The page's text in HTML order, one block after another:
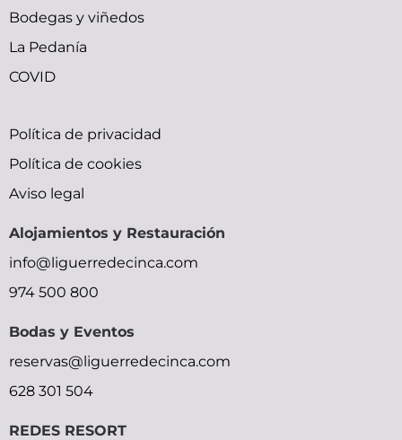
Bodegas y viñedos
La Pedanía
COVID
bfxxx
x
ymlporn
bihar
xxx
video
small
tits
pornolienx.com
malu
trap
doujin
moe
okhentai
shadow
lady
street
fighter
indian
gilma
hardcore-
videos
video
bp
picture
sunny
leone
sexy
movie
moocrh
bhabhi
devar
bf
Política de privacidad
Política de cookies
Aviso legal
Alojamientos y Restauración
info@liguerredecinca.com
974 500 800
Bodas y Eventos
reservas@liguerredecinca.com
628 301 504
REDES RESORT